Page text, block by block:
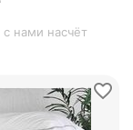
нами насчёт